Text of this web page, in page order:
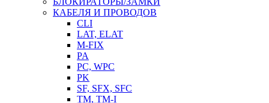
КАБЕЛЯ И ПРОВОДОВ
CLI
LAT, ELAT
M-FIX
PA
PC, WРС
PK
SF, SFX, SFC
TM, TM-I